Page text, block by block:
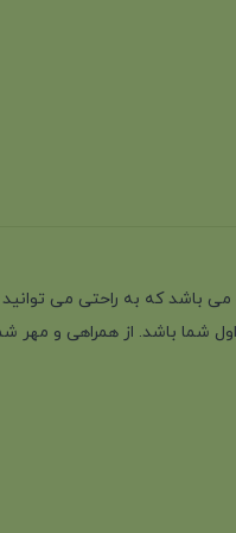
شهر رشت می باشد که به راحتی می
شما باشد. از همراهی و مهر